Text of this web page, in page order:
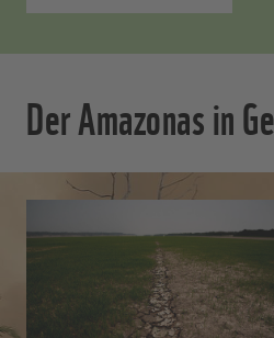
Der Amazonas in